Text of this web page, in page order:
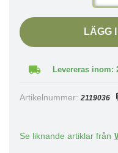
LÄGG
Levereras inom:
Artikelnummer: 2119036
Se liknande artiklar från